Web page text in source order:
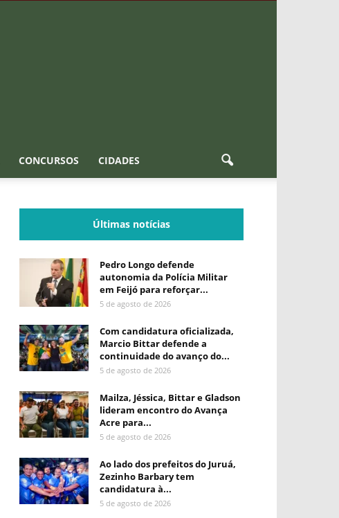
CONCURSOS CIDADES
Últimas notícias
Pedro Longo defende
autonomia da Polícia Militar
em Feijó para reforçar...
5 de agosto de 2026
Com candidatura oficializada,
Marcio Bittar defende a
continuidade do avanço do...
5 de agosto de 2026
Mailza, Jéssica, Bittar e Gladson
lideram encontro do Avança
Acre para...
5 de agosto de 2026
Ao lado dos prefeitos do Juruá,
Zezinho Barbary tem
candidatura à...
5 de agosto de 2026